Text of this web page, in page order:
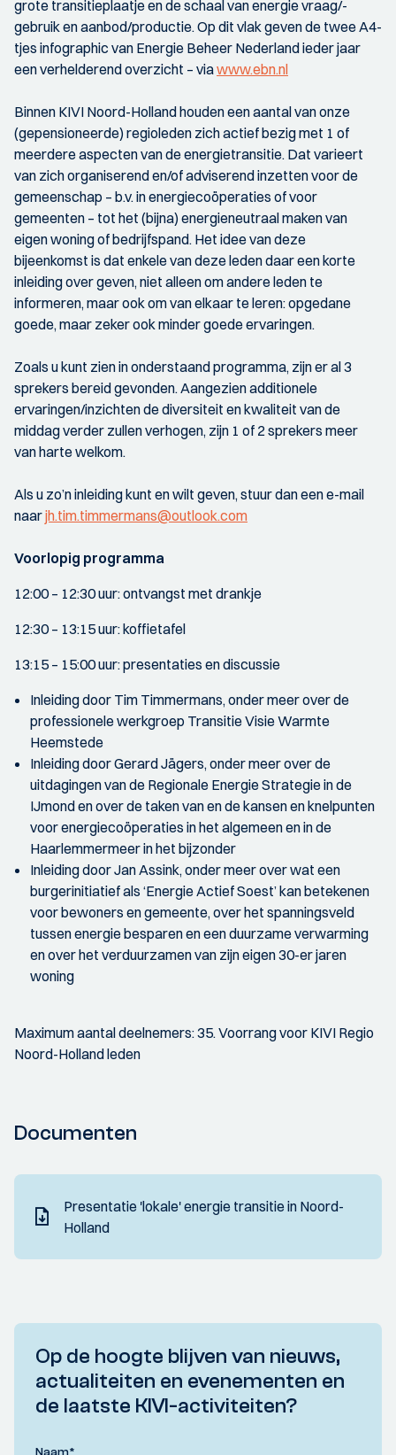
grote transitieplaatje en de schaal van energie vraag/-
gebruik en aanbod/productie. Op dit vlak geven de twee A4-
tjes infographic van Energie Beheer Nederland ieder jaar
een verhelderend overzicht – viawww.ebn.nl
Binnen KIVI Noord-Holland houden een aantal van onze
(gepensioneerde) regioleden zich actief bezig met 1 of
meerdere aspecten van de energietransitie. Dat varieert
van zich organiserend en/of adviserend inzetten voor de
gemeenschap – b.v. in energiecoöperaties of voor
gemeenten – tot het (bijna) energieneutraal maken van
eigen woning of bedrijfspand. Het idee van deze
bijeenkomst is dat enkele van deze leden daar een korte
inleiding over geven, niet alleen om andere leden te
informeren, maar ook om van elkaar te leren: opgedane
goede, maar zeker ook minder goede ervaringen.
Zoals u kunt zien in onderstaand programma, zijn er al 3
sprekers bereid gevonden. Aangezien additionele
ervaringen/inzichten de diversiteit en kwaliteit van de
middag verder zullen verhogen, zijn 1 of 2 sprekers meer
van harte welkom.
Als u zo’n inleiding kunt en wilt geven, stuur dan een e-mail
naarjh.tim.timmermans@outlook.com
Voorlopig programma
12:00 – 12:30 uur: ontvangst met drankje
12:30 – 13:15 uur: koffietafel
13:15 – 15:00 uur: presentaties en discussie
Inleiding door Tim Timmermans, onder meer over de
professionele werkgroep Transitie Visie Warmte
Heemstede
Inleiding door Gerard Jägers, onder meer over de
uitdagingen van de Regionale Energie Strategie in de
IJmond en over de taken van en de kansen en knelpunten
voor energiecoöperaties in het algemeen en in de
Haarlemmermeer in het bijzonder
Inleiding door Jan Assink, onder meer over wat een
burgerinitiatief als ‘Energie Actief Soest’ kan betekenen
voor bewoners en gemeente, over het spanningsveld
tussen energie besparen en een duurzame verwarming
en over het verduurzamen van zijn eigen 30-er jaren
woning
Maximum aantal deelnemers: 35. Voorrang voor KIVI Regio
Noord-Holland leden
Documenten
Presentatie 'lokale' energie transitie in Noord-
Holland
Op de hoogte blijven van nieuws,
actualiteiten en evenementen en
de laatste KIVI-activiteiten?